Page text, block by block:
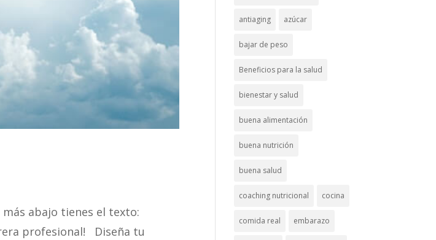
abajo tienes el texto:
profesional! Diseña tu
antiaging azúcar
bajar de peso
Beneficios para la salud
bienestar y salud
buena alimentación
buena nutrición
buena salud
coaching nutricional cocina
comida real embarazo